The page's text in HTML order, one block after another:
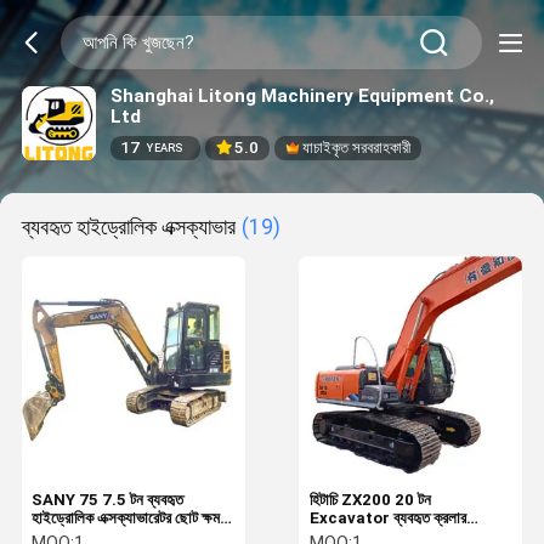
Shanghai Litong Machinery Equipment Co.,
Ltd
17 YEARS 5.0 যাচাইকৃত সরবরাহকারী
ব্যবহৃত হাইড্রোলিক এক্সক্যাভার (19)
SANY 75 7.5 টন ব্যবহৃত
হাইড্রোলিক এক্সক্যাভারেটর ছোট ক্ষমতা
ক্রলার এক্সক্যাভারেটর ব্যবহৃত
হিটাচি ZX200 20 টন
Excavator ব্যবহৃত ক্রলার
Excavator ছোট ক্ষমতা জাপানে